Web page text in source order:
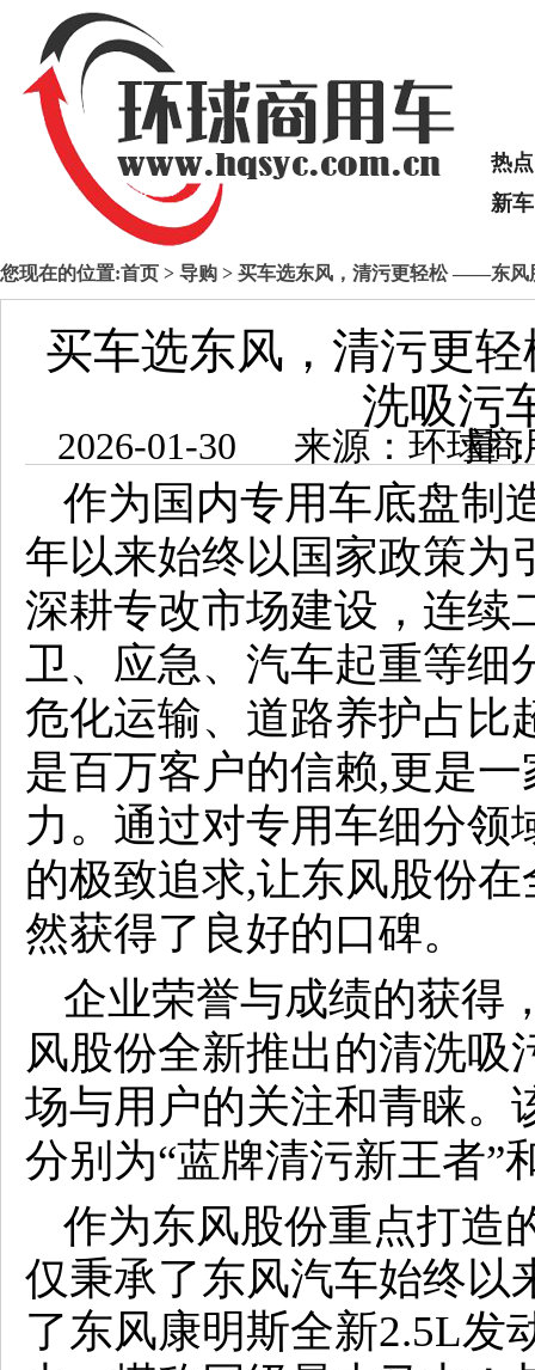
热点
新车
您现在的位置:首页 > 导购 > 买车选东风，清污更轻松 ——东风
买车选东风，清污更
洗吸污
2026-01-30 来源：环
作为国内专用车底盘制
年以来始终以国家政策为
深耕专改市场建设，连续
卫、应急、汽车起重等细
危化运输、道路养护占比
是百万客户的信赖,更是
力。通过对专用车细分领
的极致追求,让东风股份
然获得了良好的口碑。
企业荣誉与成绩的获得
风股份全新推出的清洗吸
场与用户的关注和青睐。
分别为“蓝牌清污新王者”
作为东风股份重点打造
仅秉承了东风汽车始终以
了东风康明斯全新2.5L发